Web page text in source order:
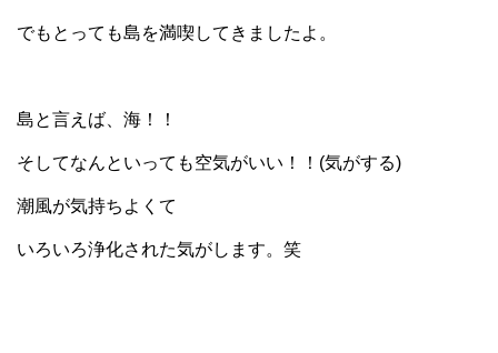
でもとっても島を満喫してきましたよ。
島と言えば、海！！
そしてなんといっても空気がいい！！(気がする)
潮風が気持ちよくて
いろいろ浄化された気がします。笑